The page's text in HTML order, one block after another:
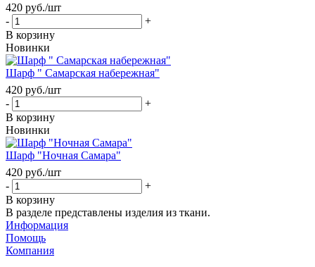
420 руб./шт
-
+
В корзину
Новинки
Шарф " Самарская набережная"
420 руб./шт
-
+
В корзину
Новинки
Шарф "Ночная Самара"
420 руб./шт
-
+
В корзину
В разделе представлены изделия из ткани.
Информация
Помощь
Компания